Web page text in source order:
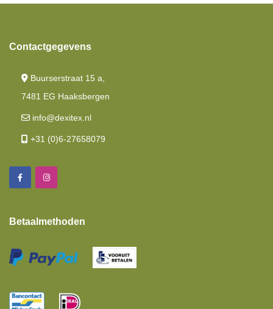
Contactgegevens
Buurserstraat 15 a,
7481 EG Haaksbergen
info@dexitex.nl
+31 (0)6-27658079
Betaalmethoden